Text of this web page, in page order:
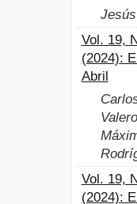
Vol. 19,
(2024):
Abril
Vol. 19,
(2024):